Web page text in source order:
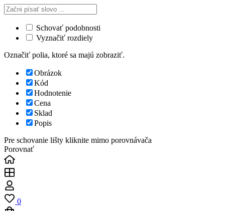
Schovať podobnosti
Vyznačiť rozdiely
Označiť polia, ktoré sa majú zobraziť.
Obrázok
Kód
Hodnotenie
Cena
Sklad
Popis
Pre schovanie lišty kliknite mimo porovnávača
Porovnať
0